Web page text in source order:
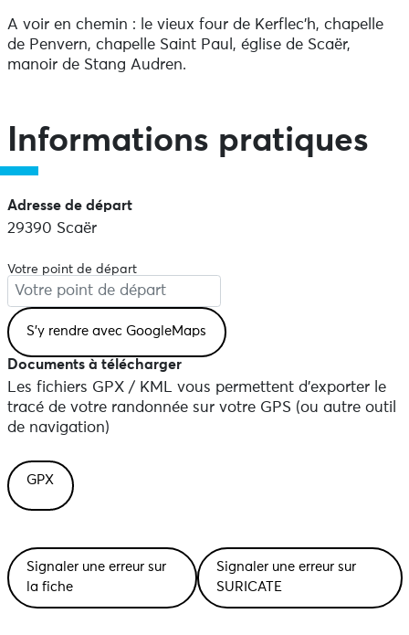
A voir en chemin : le vieux four de Kerflec'h, chapelle
de Penvern, chapelle Saint Paul, église de Scaër,
manoir de Stang Audren.
Informations pratiques
Adresse de départ
29390 Scaër
Votre point de départ
Documents à télécharger
Les fichiers GPX / KML vous permettent d'exporter le
tracé de votre randonnée sur votre GPS (ou autre outil
de navigation)
GPX
Signaler une erreur sur
la fiche
Signaler une erreur sur
SURICATE